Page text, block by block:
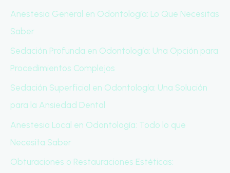
a
r
p
o
Anestesia General en Odontología: Lo Que Necesitas
Saber
Sedación Profunda en Odontología: Una Opción para
Procedimientos Complejos
Sedación Superficial en Odontología: Una Solución
para la Ansiedad Dental
Anestesia Local en Odontología: Todo lo que
Necesita Saber
Obturaciones o Restauraciones Estéticas: